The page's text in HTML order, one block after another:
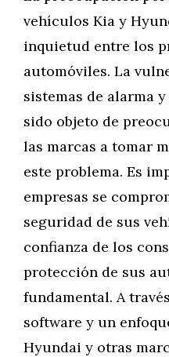
vehículos Kia y
inquietud entre los
automóviles. La
sistemas de alarma
sido objeto de
las marcas a tomar
este problema. Es
empresas se
seguridad de sus
confianza de los
protección de sus
fundamental. A
software y un
Hyundai y otras